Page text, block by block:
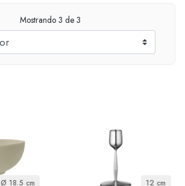
Mostrando 3 de 3
Ø 18.5 cm 12 cm